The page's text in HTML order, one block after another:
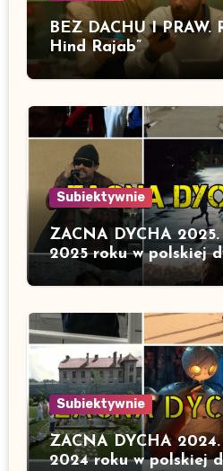
BEZ DACHU I PRAW.
Hind Rajab”
Subiektywnie
ZACNA DYCHA
2025 roku w polskiej
Subiektywnie
ZACNA DYCHA
2024 roku w polskiej